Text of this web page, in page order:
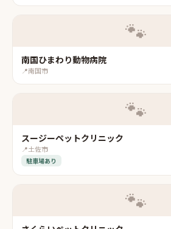
🐾
南国ひまわり動物病院
📍南国市
🐾
スージーペットクリニック
📍土佐市
駐車場あり
🐾